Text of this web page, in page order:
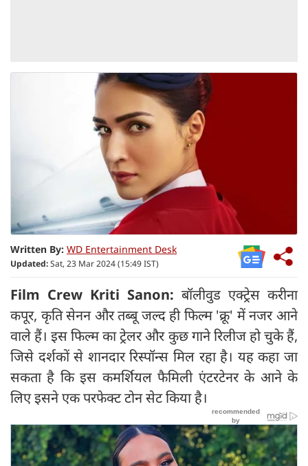
Written By: WD Entertainment Desk
Updated:Sat, 23 Mar 2024 (15:49 IST)
Film Crew Kriti Sanon: बॉलीवुड एक्ट्रेस करीना
कपूर, कृति सेनन और तब्बू जल्द ही फिल्म 'क्रू' में नजर आने
वाले हैं। इस फिल्म का ट्रेलर और कुछ गाने रिलीज हो चुके हैं,
जिसे दर्शकों से शानदार रिस्पॉन्स मिल रहा है। यह कहा जा
सकता है कि इस कमर्शियल फैमिली एंटरटेनर के आने के
लिए इसने एक परफेक्ट टोन सेट किया है।